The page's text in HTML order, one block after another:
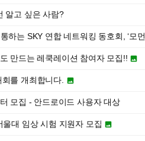
알고 싶은 사람?
하는 SKY 연합 네트워킹 동호회, ‘모
만드는 레쿡레이션 참여자 모집!! 
를 개최합니다. 
모집 - 안드로이드 사용자 대상
울대 임상 시험 지원자 모집 